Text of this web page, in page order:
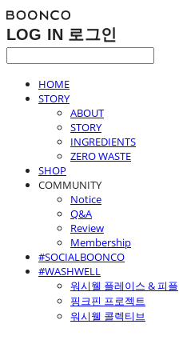
LOG IN 로그인
HOME
STORY
ABOUT
STORY
INGREDIENTS
ZERO WASTE
SHOP
COMMUNITY
Notice
Q&A
Review
Membership
#SOCIALBOONCO
#WASHWELL
워시웰 플레이스 & 피플
핑크핀 프로젝트
워시웰 콜렉티브